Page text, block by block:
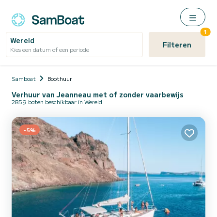
Wereld
Kies een datum of een periode Filteren
1
Samboat Boothuur
Verhuur van Jeanneau met of zonder vaarbewijs
2859 boten beschikbaar in Wereld
-5%